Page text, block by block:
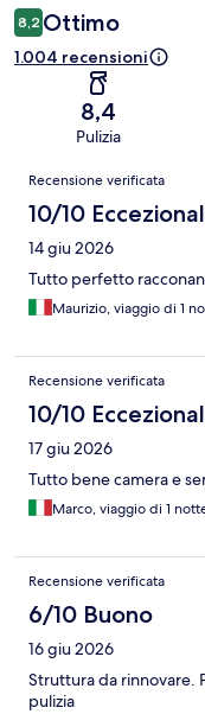
8,2 Ottimo
1.004 recensioni
8,4
Pulizia
Recensioni
Recensione verificata
10/10
14 giu 2026
Tutto perfetto
Maurizio, viaggio di 1
Recensione verificata
10/10
17 giu 2026
Tutto bene camera e
Marco, viaggio di 1
Recensione verificata
6/10 Buono
16 giu 2026
Struttura da rinnovare.
pulizia